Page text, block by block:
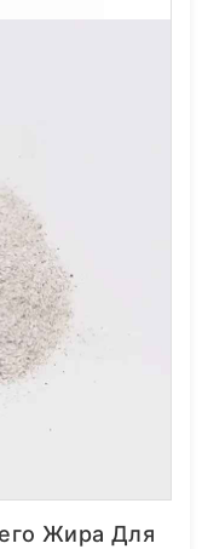
Жира Для